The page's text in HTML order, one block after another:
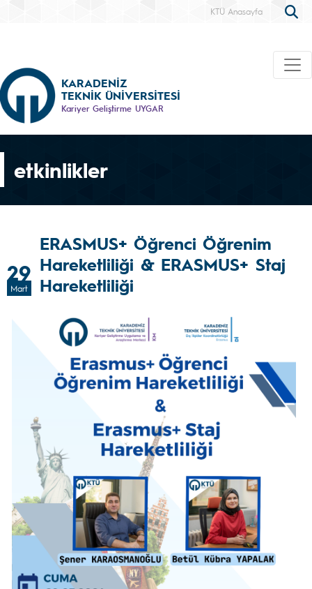
KTÜ Anasayfa
KARADENİZ
TEKNİK ÜNİVERSİTESİ
Kariyer Geliştirme UYGAR
etkinlikler
29
Mart
ERASMUS+ Öğrenci Öğrenim
Hareketliliği & ERASMUS+ Staj
Hareketliliği